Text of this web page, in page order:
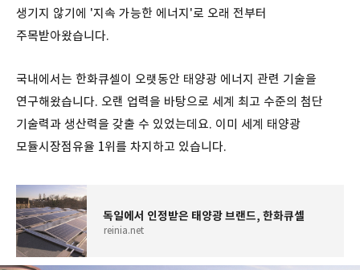
생기지 않기에 '지속 가능한 에너지'로 오래 전부터
주목받아왔습니다.
국내에서는 한화큐셀이 오랫동안 태양광 에너지 관련 기술을
연구해왔습니다. 오랜 업력을 바탕으로 세계 최고 수준의 첨단
기술력과 생산력을 갖출 수 있었는데요. 이미 세계 태양광
모듈시장점유율 1위를 차지하고 있습니다.
독일에서 인정받은 태양광 브랜드, 한화큐셀
reinia.net